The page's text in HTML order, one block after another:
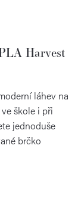
Harvest
láhev na
škole i při
jednoduše
brčko